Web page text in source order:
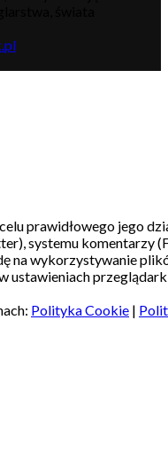
prawidłowego jego
systemu komentarzy
na wykorzystywanie
ustawieniach
Polityka Cookie |